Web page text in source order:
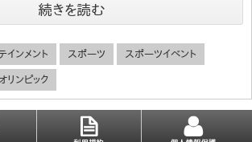
続きを読む
インメント スポーツ スポーツイベント
リンピック